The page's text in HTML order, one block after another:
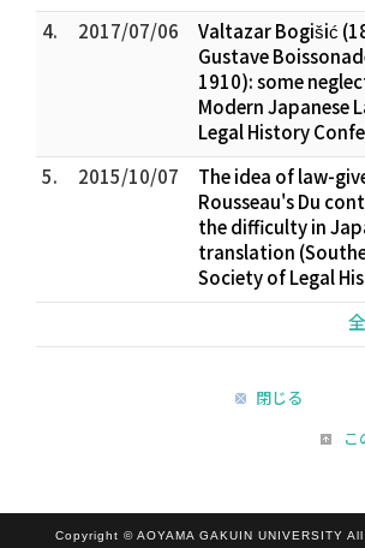
4.
2017/07/06
Valtazar Bogišić
Gustave
1910): some
Modern Japanese
Legal History
5.
2015/10/07
The idea of law-
Rousseau's Du
the difficulty in
translation
Society of Legal
閉じる
こ
Copyright © AOYAMA GAKUIN UNIVERSITY